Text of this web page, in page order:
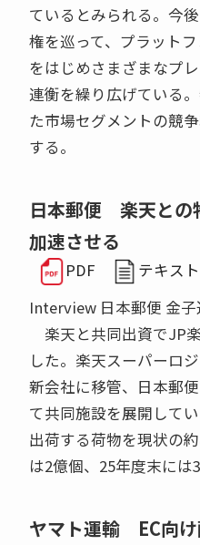
ているとみられる。今
権を巡って、プラット
をはじめさまざまなプ
連衡を繰り広げている
た市場セグメントの競
する。
日本郵便 楽天との
加速させる
PDF
テキスト
Interview 日本郵便 金
楽天と共同出資でJP
した。楽天スーパーロ
新会社に移管、日本郵
て共同施設を展開して
出荷する荷物を現状の
は2億個、25年度末には
ヤマト運輸 EC向け